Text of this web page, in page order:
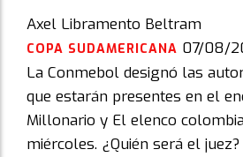
Axel Libramento Beltram
COPA SUDAMERICANA 07/08/
La Conmebol designó las
que estarán presentes en el
Millonario y El elenco
miércoles. ¿Quién será el juez?